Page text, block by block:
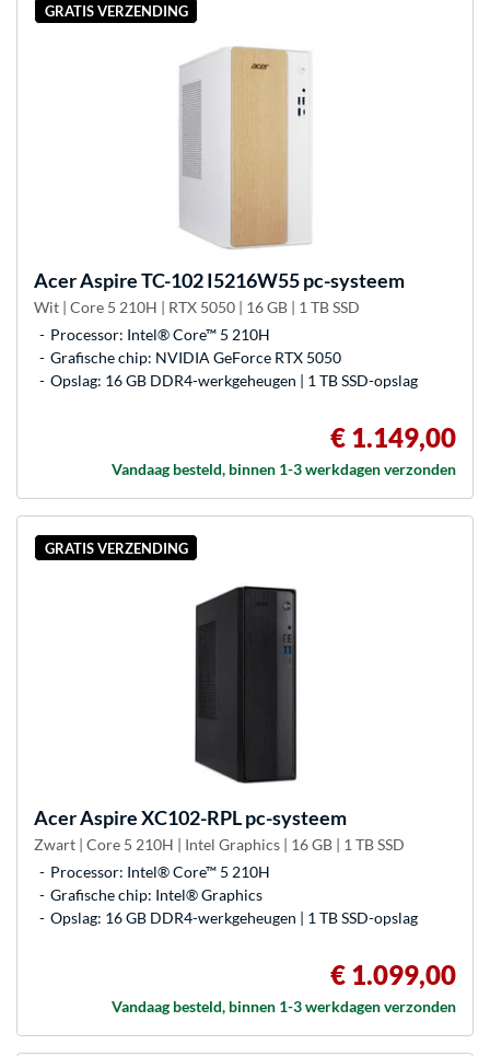
GRATIS VERZENDING
AcerAspire TC-102 I5216W55 pc-systeem
Wit | Core 5 210H | RTX 5050 | 16 GB | 1 TB SSD
Processor: Intel® Core™ 5 210H
Grafische chip: NVIDIA GeForce RTX 5050
Opslag: 16 GB DDR4-werkgeheugen | 1 TB SSD-opslag
€ 1.149,00
Vandaag besteld, binnen 1-3 werkdagen verzonden
GRATIS VERZENDING
AcerAspire XC102-RPL pc-systeem
Zwart | Core 5 210H | Intel Graphics | 16 GB | 1 TB SSD
Processor: Intel® Core™ 5 210H
Grafische chip: Intel® Graphics
Opslag: 16 GB DDR4-werkgeheugen | 1 TB SSD-opslag
€ 1.099,00
Vandaag besteld, binnen 1-3 werkdagen verzonden